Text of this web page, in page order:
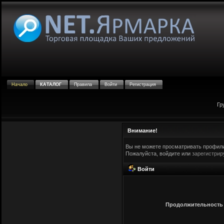
Начало КАТАЛОГ Правила Войти Регистрация
Внимание!
Вы не можете просматривать
Пожалуйста, войдите или
Войти